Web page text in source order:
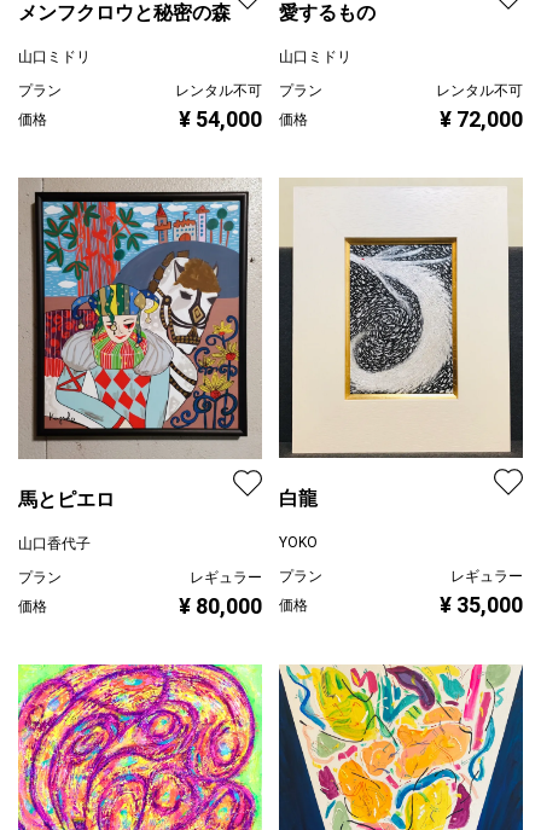
メンフクロウと秘密の森
山口ミドリ
プラン
レンタル不可
価格
¥ 54,000
愛するもの
山口ミドリ
プラン
レンタル不可
価格
¥ 72,000
馬とピエロ
山口香代子
プラン
レギュラー
価格
¥ 80,000
白龍
YOKO
プラン
レギュラー
価格
¥ 35,000